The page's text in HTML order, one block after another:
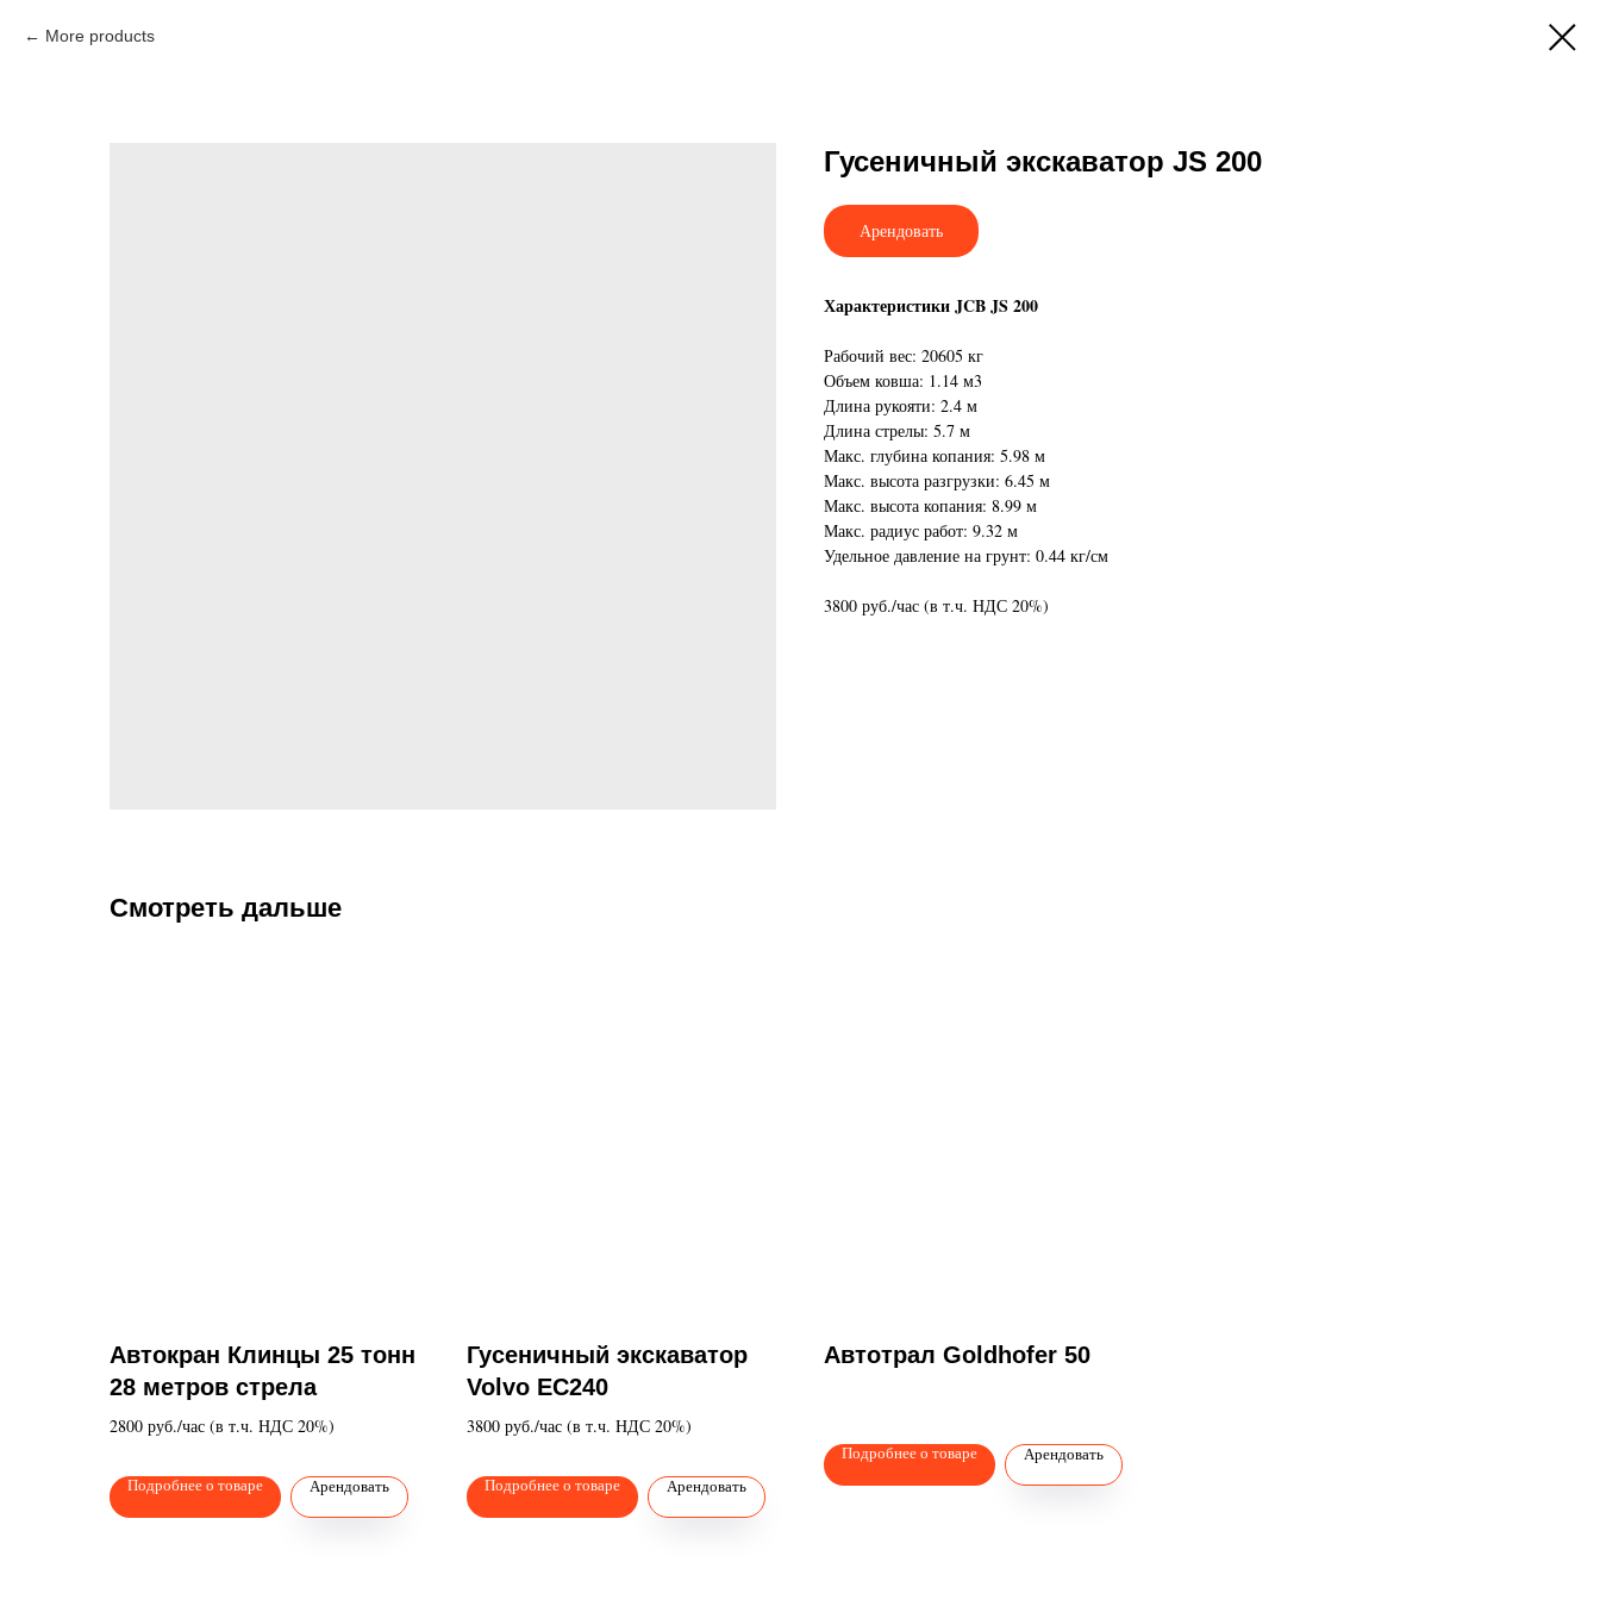
More products
Гусеничный экскаватор JS 200
Арендовать
Характеристики JCB JS 200
Рабочий вес: 20605 кг
Объем ковша: 1.14 м3
Длина рукояти: 2.4 м
Длина стрелы: 5.7 м
Макс. глубина копания: 5.98 м
Макс. высота разгрузки: 6.45 м
Макс. высота копания: 8.99 м
Макс. радиус работ: 9.32 м
Удельное давление на грунт: 0.44 кг/см
3800 руб./час (в т.ч. НДС 20%)
Смотреть дальше
Автокран Клинцы 25 тонн
28 метров стрела
2800 руб./час (в т.ч. НДС 20%)
Подробнее о товаре Арендовать
Гусеничный экскаватор
Volvo EC240
3800 руб./час (в т.ч. НДС 20%)
Подробнее о товаре Арендовать
Автотрал Goldhofer 50
Подробнее о товаре Арендовать